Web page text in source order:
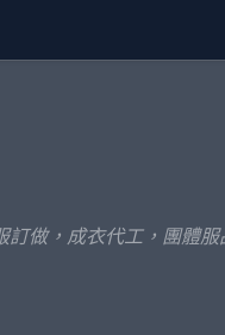
做，成衣代工，團體